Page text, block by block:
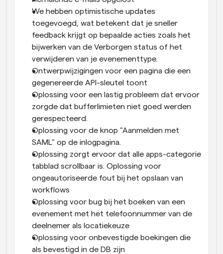
We hebben optimistische updates
toegevoegd, wat betekent dat je sneller
feedback krijgt op bepaalde acties zoals het
bijwerken van de Verborgen status of het
verwijderen van je evenementtype.
Ontwerpwijzigingen voor een pagina die een
gegenereerde API-sleutel toont
Oplossing voor een lastig probleem dat ervoor
zorgde dat bufferlimieten niet goed werden
gerespecteerd.
Oplossing voor de knop "Aanmelden met
SAML" op de inlogpagina.
Oplossing zorgt ervoor dat alle apps-categorie
tabblad scrollbaar is. Oplossing voor
ongeautoriseerde fout bij het opslaan van
workflows
Oplossing voor bug bij het boeken van een
evenement met het telefoonnummer van de
deelnemer als locatiekeuze
Oplossing voor onbevestigde boekingen die
als bevestigd in de DB zijn